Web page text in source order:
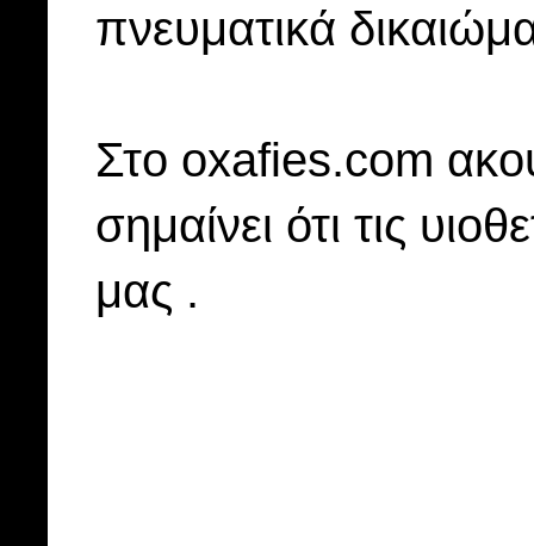
πνευματικά
Στo oxafies.com
σημαίνει ότι τις
μας .